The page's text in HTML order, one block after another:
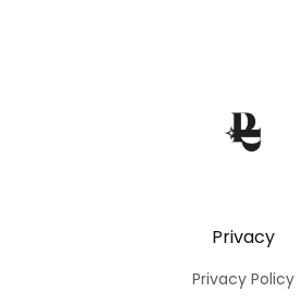
Privacy
Privacy Policy